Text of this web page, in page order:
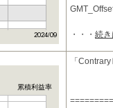
■投資コン
・・・ 続
累積利益率
「